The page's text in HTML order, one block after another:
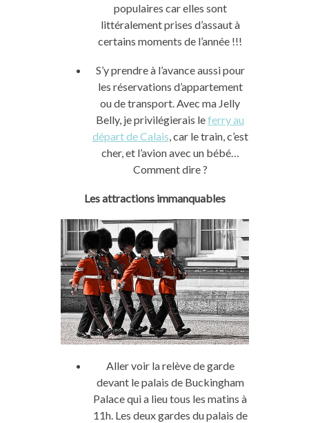
populaires car elles sont
littéralement prises d’assaut à
certains moments de l’année !!!
S’y prendre à l’avance aussi pour
les réservations d’appartement
ou de transport. Avec ma Jelly
Belly, je privilégierais leferry au
départ de Calais, car le train, c’est
cher, et l’avion avec un bébé…
Comment dire ?
Les attractions immanquables
Aller voir la relève de garde
devant le palais de Buckingham
Palace qui a lieu tous les matins à
11h. Les deux gardes du palais de